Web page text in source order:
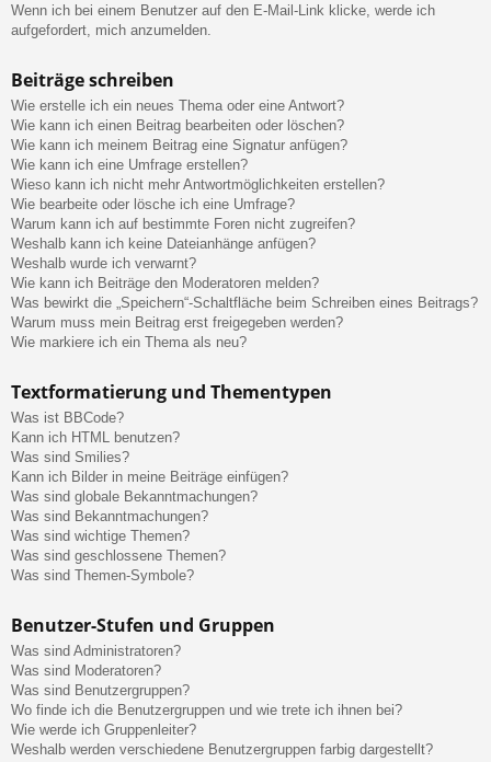
Wenn ich bei einem Benutzer auf den E-Mail-Link klicke, werde ich
aufgefordert, mich anzumelden.
Beiträge schreiben
Wie erstelle ich ein neues Thema oder eine Antwort?
Wie kann ich einen Beitrag bearbeiten oder löschen?
Wie kann ich meinem Beitrag eine Signatur anfügen?
Wie kann ich eine Umfrage erstellen?
Wieso kann ich nicht mehr Antwortmöglichkeiten erstellen?
Wie bearbeite oder lösche ich eine Umfrage?
Warum kann ich auf bestimmte Foren nicht zugreifen?
Weshalb kann ich keine Dateianhänge anfügen?
Weshalb wurde ich verwarnt?
Wie kann ich Beiträge den Moderatoren melden?
Was bewirkt die „Speichern“-Schaltfläche beim Schreiben eines Beitrags?
Warum muss mein Beitrag erst freigegeben werden?
Wie markiere ich ein Thema als neu?
Textformatierung und Thementypen
Was ist BBCode?
Kann ich HTML benutzen?
Was sind Smilies?
Kann ich Bilder in meine Beiträge einfügen?
Was sind globale Bekanntmachungen?
Was sind Bekanntmachungen?
Was sind wichtige Themen?
Was sind geschlossene Themen?
Was sind Themen-Symbole?
Benutzer-Stufen und Gruppen
Was sind Administratoren?
Was sind Moderatoren?
Was sind Benutzergruppen?
Wo finde ich die Benutzergruppen und wie trete ich ihnen bei?
Wie werde ich Gruppenleiter?
Weshalb werden verschiedene Benutzergruppen farbig dargestellt?